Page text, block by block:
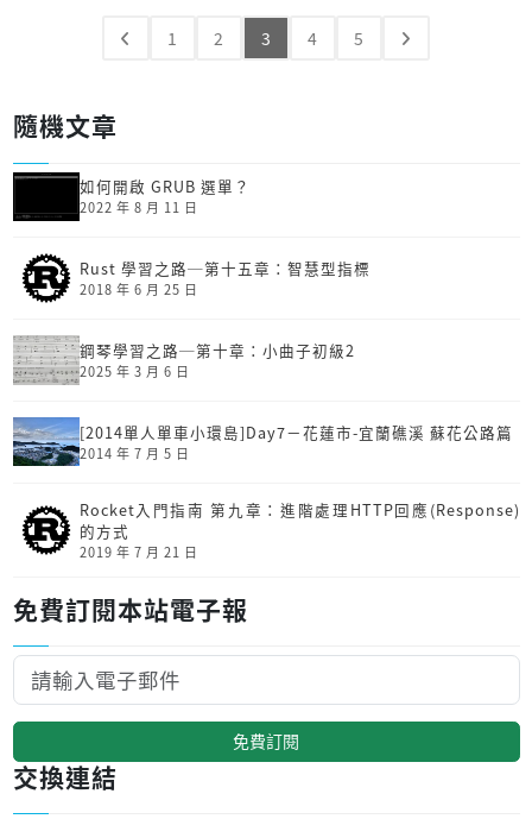
1 2 3 4 5
隨機文章
如何開啟 GRUB 選單？
2022 年 8 月 11 日
Rust 學習之路─第十五章：智慧型指標
2018 年 6 月 25 日
鋼琴學習之路─第十章：小曲子初級2
2025 年 3 月 6 日
[2014單人單車小環島]Day7－花蓮市-宜蘭礁溪 蘇花公路篇
2014 年 7 月 5 日
Rocket入門指南 第九章：進階處理HTTP回應(Response)
的方式
2019 年 7 月 21 日
免費訂閱本站電子報
免費訂閱
交換連結